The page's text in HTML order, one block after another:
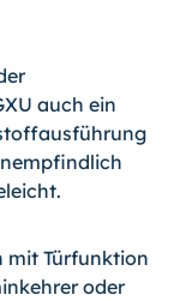
auch ein
mit Türfunktion
oder